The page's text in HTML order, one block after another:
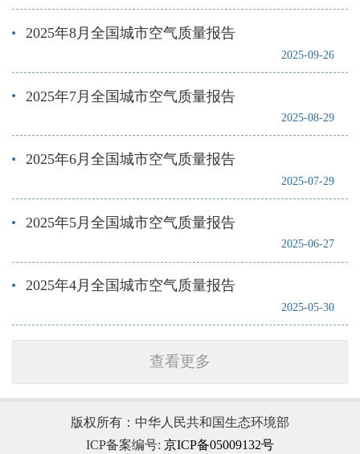
2025-09-26
2025年8月全国城市空气质量报告
2025-08-29
2025年7月全国城市空气质量报告
2025-07-29
2025年6月全国城市空气质量报告
2025-06-27
2025年5月全国城市空气质量报告
2025-05-30
2025年4月全国城市空气质量报告
查看更多
版权所有：中华人民共和国生态环境部
ICP备案编号: 京ICP备05009132号